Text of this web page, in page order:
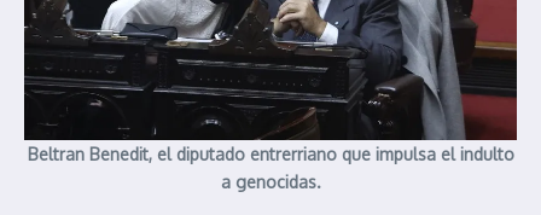
Beltran Benedit, el diputado entrerriano que impulsa el indulto
a genocidas.